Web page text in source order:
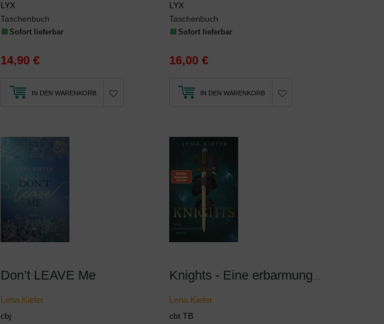
LYX
Taschenbuch
Sofort lieferbar
14,90 €
IN DEN WARENKORB
LYX
Taschenbuch
Sofort lieferbar
16,00 €
IN DEN WARENKORB
Don’t LEAVE Me
Lena Kiefer
cbj
Lena Kiefer
cbt TB